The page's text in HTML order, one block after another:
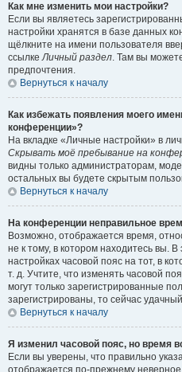
Как мне изменить мои настройки?
Если вы являетесь
настройки хранятся в базе данных
щёлкните на имени пользователя
ссылкеЛичный раздел. Там вы
предпочтения.
Вернуться к началу
Как избежать появления моего
конференции»?
На вкладке «Личные настройки» в
Скрывать моё пребывание на
видны только администраторам,
остальных вы будете скрытым
Вернуться к началу
На конференции неправильное
Возможно, отображается время,
не к тому, в котором находитесь вы.
настройках часовой пояс на тот, в
т. д. Учтите, что изменять часовой
могут только зарегистрированные
зарегистрированы, то сейчас
Вернуться к началу
Я изменил часовой пояс, но время
Если вы уверены, что правильно
отображается по-прежнему